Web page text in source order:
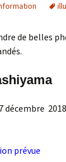
de belles
décembre
prévue